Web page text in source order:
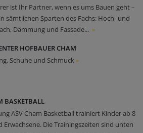
ist Ihr Partner, wenn es ums Bauen geht –
sämtlichen Sparten des Fachs: Hoch- und
Dämmung und Fassade... »
HOFBAUER CHAM
Schuhe und Schmuck »
BASKETBALL
ASV Cham Basketball trainiert Kinder ab 8
Erwachsene. Die Trainingszeiten sind unten